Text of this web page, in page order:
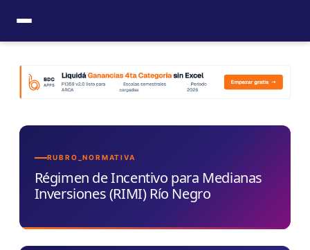
contenido
RUBRO_NORMATIVA
Régimen de Incentivo para Medianas
Inversiones (RIMI) Río Negro